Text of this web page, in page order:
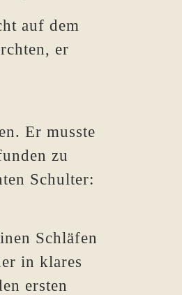
auf dem
er
Er musste
zu
Schulter:
Schläfen
in klares
ersten